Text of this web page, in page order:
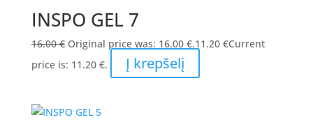
INSPO GEL 7
16.00€ Original price was: 16.00 €.11.20 €Current
price is: 11.20 €.
Į krepšelį